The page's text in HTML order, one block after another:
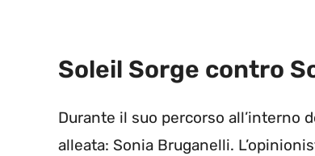
Soleil Sorge contro
Durante il suo percorso all’interno
alleata: Sonia Bruganelli.